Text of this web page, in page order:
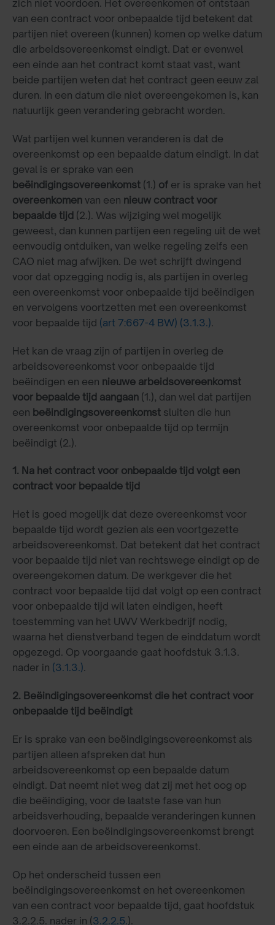
zich niet voordoen. Het overeenkomen of ontstaan
van een contract voor onbepaalde tijd betekent dat
partijen niet overeen (kunnen) komen op welke datum
die arbeidsovereenkomst eindigt. Dat er evenwel
een einde aan het contract komt staat vast, want
beide partijen weten dat het contract geen eeuw zal
duren. In een datum die niet overeengekomen is, kan
natuurlijk geen verandering gebracht worden.
Wat partijen wel kunnen veranderen is dat de
overeenkomst op een bepaalde datum eindigt. In dat
geval is er sprake van een
beëindigingsovereenkomst (1.) of er is sprake van het
overeenkomen van een nieuw contract voor
bepaalde tijd (2.). Was wijziging wel mogelijk
geweest, dan kunnen partijen een regeling uit de wet
eenvoudig ontduiken, van welke regeling zelfs een
CAO niet mag afwijken. De wet schrijft dwingend
voor dat opzegging nodig is, als partijen in overleg
een overeenkomst voor onbepaalde tijd beëindigen
en vervolgens voortzetten met een overeenkomst
voor bepaalde tijd (art 7:667-4 BW) (3.1.3.).
Het kan de vraag zijn of partijen in overleg de
arbeidsovereenkomst voor onbepaalde tijd
beëindigen en een nieuwe arbeidsovereenkomst
voor bepaalde tijd aangaan (1.), dan wel dat partijen
een beëindigingsovereenkomst sluiten die hun
overeenkomst voor onbepaalde tijd op termijn
beëindigt (2.).
1. Na het contract voor onbepaalde tijd volgt een
contract voor bepaalde tijd
Het is goed mogelijk dat deze overeenkomst voor
bepaalde tijd wordt gezien als een voortgezette
arbeidsovereenkomst. Dat betekent dat het contract
voor bepaalde tijd niet van rechtswege eindigt op de
overeengekomen datum. De werkgever die het
contract voor bepaalde tijd dat volgt op een contract
voor onbepaalde tijd wil laten eindigen, heeft
toestemming van het UWV Werkbedrijf nodig,
waarna het dienstverband tegen de einddatum wordt
opgezegd. Op voorgaande gaat hoofdstuk 3.1.3.
nader in (3.1.3.).
2. Beëindigingsovereenkomst die het contract voor
onbepaalde tijd beëindigt
Er is sprake van een beëindigingsovereenkomst als
partijen alleen afspreken dat hun
arbeidsovereenkomst op een bepaalde datum
eindigt. Dat neemt niet weg dat zij met het oog op
die beëindiging, voor de laatste fase van hun
arbeidsverhouding, bepaalde veranderingen kunnen
doorvoeren. Een beëindigingsovereenkomst brengt
een einde aan de arbeidsovereenkomst.
Op het onderscheid tussen een
beëindigingsovereenkomst en het overeenkomen
van een contract voor bepaalde tijd, gaat hoofdstuk
3.2.2.5. nader in (3.2.2.5.).